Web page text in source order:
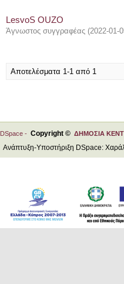
LesvoS OUZO
Άγνωστος συγγραφέας (2022-01-
Αποτελέσματα 1-1 από 1
DSpace - Copyright © ΔΗΜΟΣΙΑ
Ανάπτυξη-Υποστήριξη DSpace: